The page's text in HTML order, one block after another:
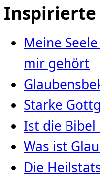
Inspirierte
Meine
mir gehört
Starke
Ist die Bibel
Was ist
Die